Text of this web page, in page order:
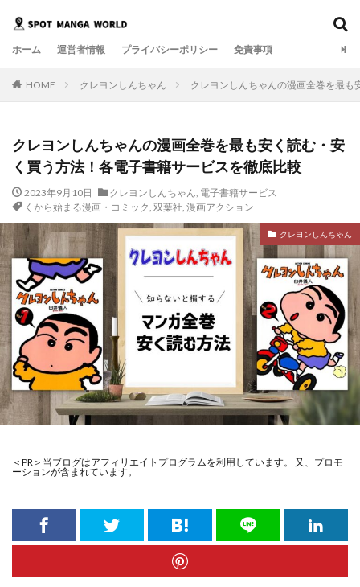
ホーム 運営者情報 プライバシーポリシー 免責事項
HOME クレヨンしんちゃん クレヨンしんちゃんの漫画全巻を最
クレヨンしんちゃんの漫画全巻を最も安く読む・安
く買う方法！各電子書籍サービスを徹底比較
2023年9月10日 クレヨンしんちゃん, 電子書籍サービス
くから始まる漫画・コミック, 双葉社, 漫画アクション
クレヨンしんちゃん
＜PR＞当ブログはアフィリエイトプログラムを利用しています。 又、プロモ
ーションが含まれています。